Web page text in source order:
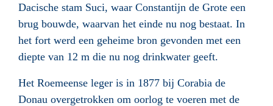
Dacische stam Suci, waar Constantijn de Grote een
brug bouwde, waarvan het einde nu nog bestaat. In
het fort werd een geheime bron gevonden met een
diepte van 12 m die nu nog drinkwater geeft.
Het Roemeense leger is in 1877 bij Corabia de
Donau overgetrokken om oorlog te voeren met de